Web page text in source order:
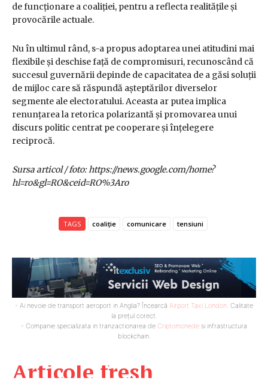
Articole fresh
de funcționare a coaliției, pentru a reflecta realitățile și
provocările actuale.
Nu în ultimul rând, s-a propus adoptarea unei atitudini mai
flexibile și deschise față de compromisuri, recunoscând că
succesul guvernării depinde de capacitatea de a găsi soluții
de mijloc care să răspundă așteptărilor diverselor
segmente ale electoratului. Aceasta ar putea implica
renunțarea la retorica polarizantă și promovarea unui
discurs politic centrat pe cooperare și înțelegere
reciprocă.
Sursa articol / foto: https://news.google.com/home?
hl=ro&gl=RO&ceid=RO%3Aro
TAGS coaliție comunicare tensiuni
- Ai nevoie de transport aeroport in Anglia? Încearcă Airport Taxi London. Calitate
la prețul corect.
- Companie specializata in tranzactionarea de Criptomonede si infrastructura
blockchain.